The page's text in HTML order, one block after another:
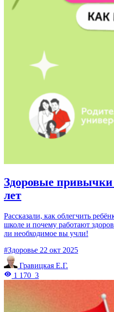
Здоровые привычки
лет
Рассказали, как облегчить
школе и почему работают
ли необходимое вы учли!
#Здоровье 22 окт 2025
Гравицкая Е.Г.
1 170 3